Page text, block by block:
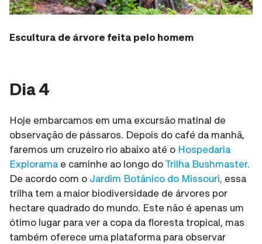
Escultura de árvore feita pelo homem
Dia 4
Hoje embarcamos em uma excursão matinal de
observação de pássaros. Depois do café da manhã,
faremos um cruzeiro rio abaixo até o Hospedaria
Explorama e caminhe ao longo doTrilha Bushmaster.
De acordo com o Jardim Botânico do Missouri, essa
trilha tem a maior biodiversidade de árvores por
hectare quadrado do mundo. Este não é apenas um
ótimo lugar para ver a copa da floresta tropical, mas
também oferece uma plataforma para observar